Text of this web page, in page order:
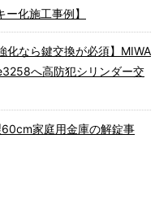
化施工事例】
化なら鍵交換が必須】MIWA
へ高防犯シリンダー交
60cm家庭用金庫の解錠事